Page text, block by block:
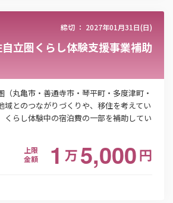
ロード」ボタンを押下した時点
利用規約に同意したものとみなさ
締切 ： 2027年01月31日(日)
立圏くらし体験支援事業補助
（丸亀市・善通寺市・琴平町・多度津町・
域とのつながりづくりや、移住を考えてい
くらし体験中の宿泊費の一部を補助してい
上限
金額
1 万5,000円